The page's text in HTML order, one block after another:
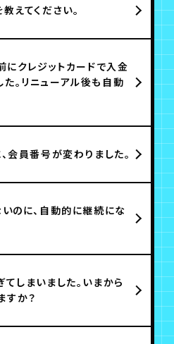
えてください。
にクレジットカードで入金
。リニューアル後も自動
会員番号が変わりました。
のに、自動的に継続にな
しまいました。いまから
すか？